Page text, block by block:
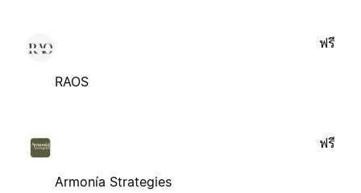
RAOS
ฟรี
Armonía Strategies
ฟรี